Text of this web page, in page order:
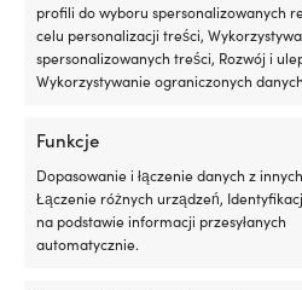
profili do wyboru spersonalizowanych
celu personalizacji treści,
spersonalizowanych treści, Rozwój i
Wykorzystywanie ograniczonych
Funkcje
Dopasowanie i łączenie danych z
Łączenie różnych urządzeń,
na podstawie informacji przesyłanych
automatycznie.
Nasza gwarancja
może być prostsze
Kup teraz, porównaj cenę
gwarancja cenowa jest